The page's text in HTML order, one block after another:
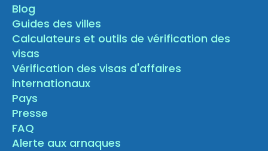
Blog
Guides des villes
Calculateurs et outils de vérification des
visas
Vérification des visas d'affaires
internationaux
Pays
Presse
FAQ
Alerte aux arnaques